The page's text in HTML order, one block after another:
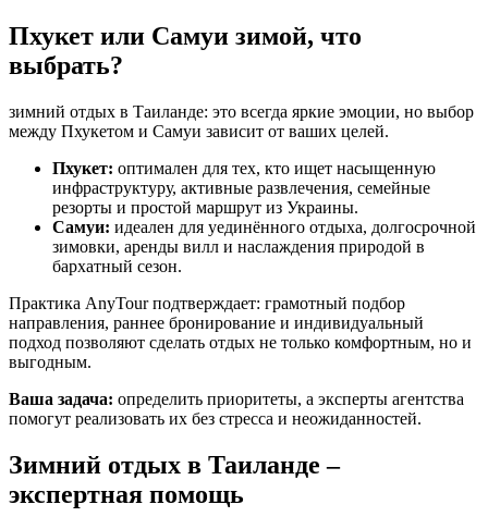
Пхукет или Самуи зимой, что
выбрать?
зимний отдых в Таиланде: это всегда яркие эмоции, но выбор
между Пхукетом и Самуи зависит от ваших целей.
Пхукет: оптимален для тех, кто ищет насыщенную
инфраструктуру, активные развлечения, семейные
резорты и простой маршрут из Украины.
Самуи: идеален для уединённого отдыха, долгосрочной
зимовки, аренды вилл и наслаждения природой в
бархатный сезон.
Практика AnyTour подтверждает: грамотный подбор
направления, раннее бронирование и индивидуальный
подход позволяют сделать отдых не только комфортным, но и
выгодным.
Ваша задача: определить приоритеты, а эксперты агентства
помогут реализовать их без стресса и неожиданностей.
Зимний отдых в Таиланде –
экспертная помощь